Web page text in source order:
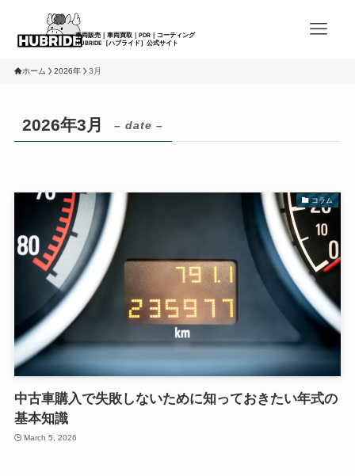
ホーム 2026年 3月
2026年3月 – date –
コラム
中古車購入で失敗しないために知っておきたい年式の
基本知識
March 5, 2026